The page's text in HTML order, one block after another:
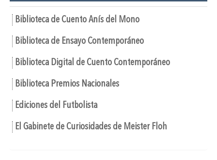
Biblioteca de Cuento Anís del Mono
Biblioteca de Ensayo Contemporáneo
Biblioteca Digital de Cuento Contemporáneo
Biblioteca Premios Nacionales
Ediciones del Futbolista
El Gabinete de Curiosidades de Meister Floh